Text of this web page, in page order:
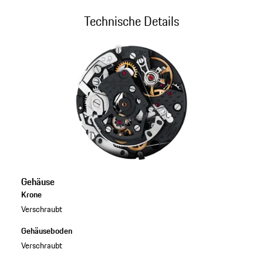
Technische Details
Gehäuse
Krone
Verschraubt
Gehäuseboden
Verschraubt